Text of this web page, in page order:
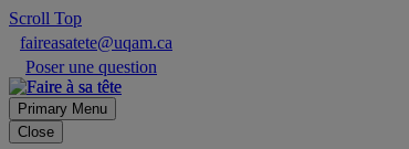
Scroll Top
faireasatete@uqam.ca
Poser une question
Primary Menu
Close